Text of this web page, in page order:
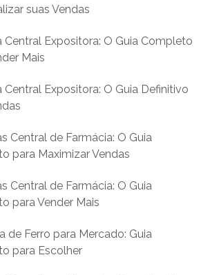
suas Vendas
Central Expositora: O Guia Completo
Mais
Central Expositora: O Guia Definitivo
Central de Farmácia: O Guia
para Maximizar Vendas
Central de Farmácia: O Guia
para Vender Mais
de Ferro para Mercado: Guia
para Escolher